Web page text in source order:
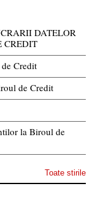
DATELOR
CREDIT
Credit
de Credit
la Biroul de
Toate stirile